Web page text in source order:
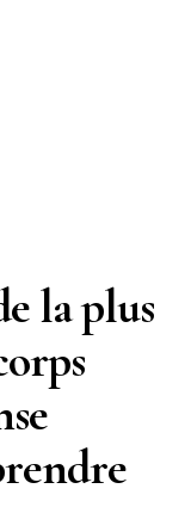
la plus